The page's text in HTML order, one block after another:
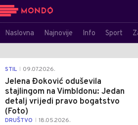
Naslovna Najnovije Info Sport
STIL 09.07.2026.
Jelena Đoković oduševila
stajlingom na Vimbldonu: Jedan
detalj vrijedi pravo bogatstvo
(Foto)
DRUŠTVO 18.05.2026.